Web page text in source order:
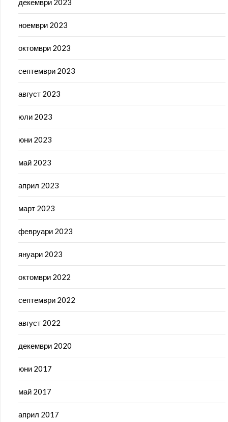
декември 2023
ноември 2023
октомври 2023
септември 2023
август 2023
юли 2023
юни 2023
май 2023
април 2023
март 2023
февруари 2023
януари 2023
октомври 2022
септември 2022
август 2022
декември 2020
юни 2017
май 2017
април 2017